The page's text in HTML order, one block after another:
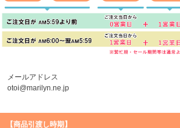
メールアドレス
otoi@marilyn.ne.jp
【商品引渡し時期】